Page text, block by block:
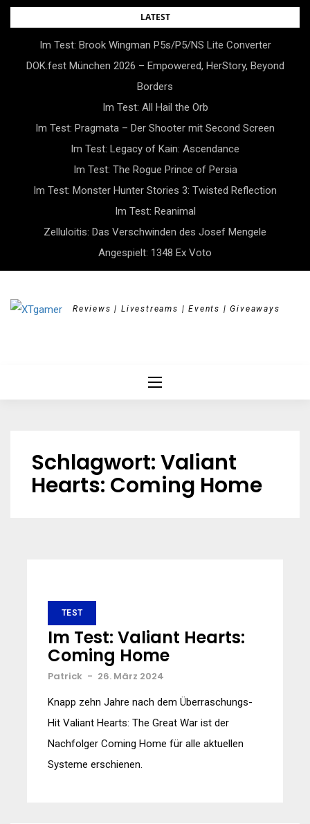
Skip
LATEST
Im Test: Brook Wingman P5s/P5/NS Lite Converter
DOK.fest München 2026 – Empowered, HerStory, Beyond
Borders
Im Test: All Hail the Orb
Im Test: Pragmata – Der Shooter mit Second Screen
Im Test: Legacy of Kain: Ascendance
Im Test: The Rogue Prince of Persia
Im Test: Monster Hunter Stories 3: Twisted Reflection
Im Test: Reanimal
Zelluloitis: Das Verschwinden des Josef Mengele
Angespielt: 1348 Ex Voto
Reviews | Livestreams | Events | Giveaways
Schlagwort:Valiant
Hearts: Coming Home
TEST
Im Test: Valiant Hearts:
Coming Home
Patrick - 26. März 2024
Knapp zehn Jahre nach dem Überraschungs-
Hit Valiant Hearts: The Great War ist der
Nachfolger Coming Home für alle aktuellen
Systeme erschienen.